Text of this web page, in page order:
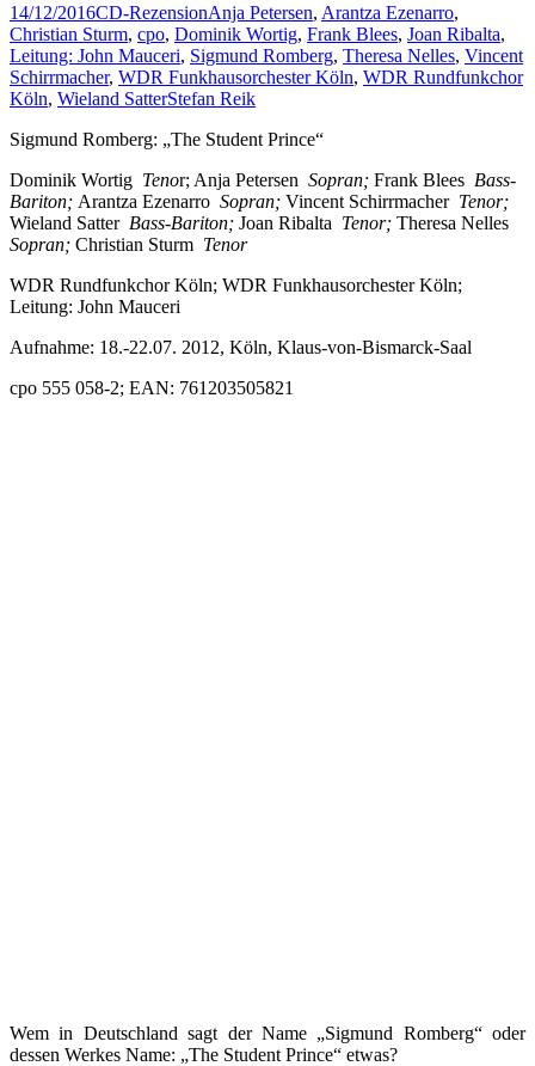
14/12/2016CD-RezensionAnja Petersen, Arantza Ezenarro,
Christian Sturm, cpo, Dominik Wortig, Frank Blees, Joan Ribalta,
Leitung: John Mauceri, Sigmund Romberg, Theresa Nelles, Vincent
Schirrmacher, WDR Funkhausorchester Köln, WDR Rundfunkchor
Köln, Wieland SatterStefan Reik
Sigmund Romberg: „The Student Prince“
Dominik Wortig Tenor; Anja Petersen Sopran; Frank Blees Bass-
Bariton; Arantza Ezenarro Sopran; Vincent Schirrmacher Tenor;
Wieland Satter Bass-Bariton; Joan Ribalta Tenor; Theresa Nelles
Sopran; Christian Sturm Tenor
WDR Rundfunkchor Köln; WDR Funkhausorchester Köln;
Leitung: John Mauceri
Aufnahme: 18.-22.07. 2012, Köln, Klaus-von-Bismarck-Saal
cpo 555 058-2; EAN: 761203505821
Wem in Deutschland sagt der Name „Sigmund Romberg“ oder
dessen Werkes Name: „The Student Prince“ etwas?